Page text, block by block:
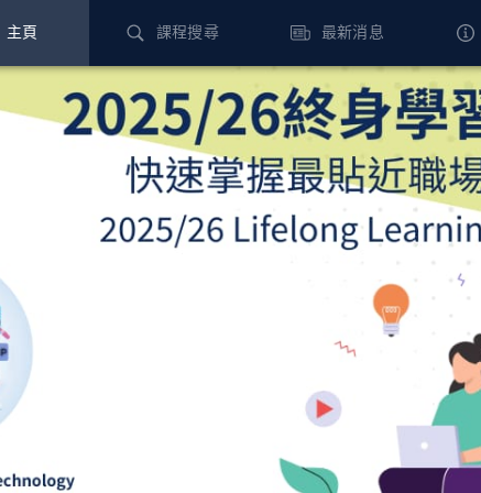
主頁 課程搜尋 最新消息